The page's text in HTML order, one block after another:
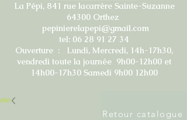
La Pépi, 841 rue lacarrère Sainte-Suzanne
64300 Orthez
pepinierelapepi@gmail.com
tel: 06 28 91 27 34
Ouverture : Lundi, Mercredi, 14h-17h30,
vendredi toute la journée 9h00-12h00 et
14h00-17h30 Samedi 9h00 12h00
Retour catalogue